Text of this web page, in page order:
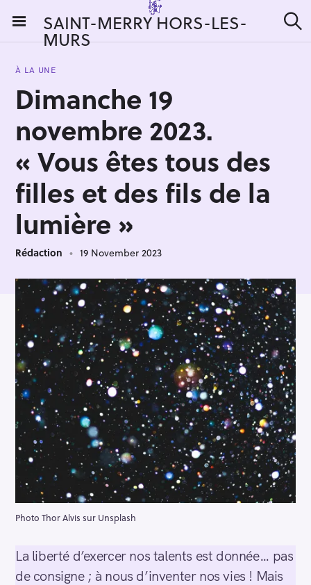
i
SAINT-MERRY HORS-LES-
MURS e
À LA UNE
Dimanche 19
novembre 2023.
« Vous êtes tous des
filles et des fils de la
lumière »
Rédaction 19 November 2023
Photo Thor Alvis sur Unsplash
La liberté d’exercer nos talents est donnée… pas
de consigne ; à nous d’inventer nos vies ! Mais